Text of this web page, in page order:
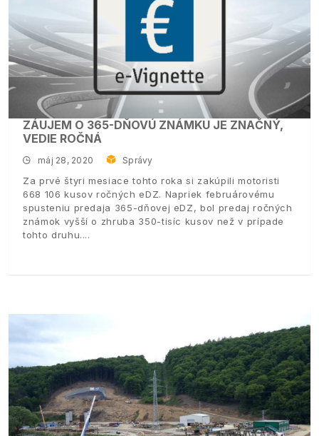
ZÁUJEM O 365-DŇOVÚ ZNÁMKU JE ZNAČNÝ,
VEDIE ROČNÁ
máj 28, 2020 Správy
Za prvé štyri mesiace tohto roka si zakúpili motoristi
668 106 kusov ročných eDZ. Napriek februárovému
spusteniu predaja 365-dňovej eDZ, bol predaj ročných
známok vyšší o zhruba 350-tisíc kusov než v prípade
tohto druhu.